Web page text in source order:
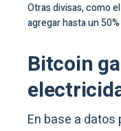
Otras divisas, como
agregar hasta un
Bitcoin
En base a